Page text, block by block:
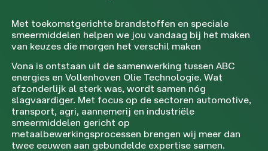
Met toekomstgerichte brandstoffen en speciale
smeermiddelen helpen we jou vandaag bij het maken
van keuzes die morgen het verschil maken
Vona is ontstaan uit de samenwerking tussen ABC
energies en Vollenhoven Olie Technologie. Wat
afzonderlijk al sterk was, wordt samen nóg
slagvaardiger. Met focus op de sectoren automotive,
transport, agri, aannemerij en industriële
smeermiddelen gericht op
metaalbewerkingsprocessen brengen wij meer dan
twee eeuwen aan gebundelde expertise samen.